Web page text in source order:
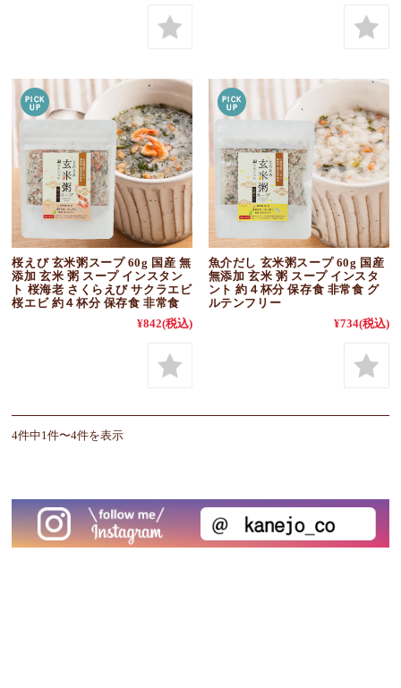
桜えび 玄米粥スープ 60g 国産 無
添加 玄米 粥 スープ インスタン
ト 桜海老 さくらえび サクラエビ
桜エビ 約４杯分 保存食 非常食
¥842(税込)
魚介だし 玄米粥スープ 60g 国産
無添加 玄米 粥 スープ インスタ
ント 約４杯分 保存食 非常食 グ
ルテンフリー
¥734(税込)
4件中1件〜4件を表示